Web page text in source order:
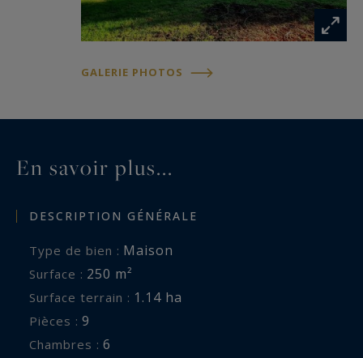
GALERIE PHOTOS
En savoir plus...
DESCRIPTION GÉNÉRALE
Type de bien : Maison
Surface : 250 m²
Surface terrain : 1.14 ha
Pièces : 9
Chambres : 6